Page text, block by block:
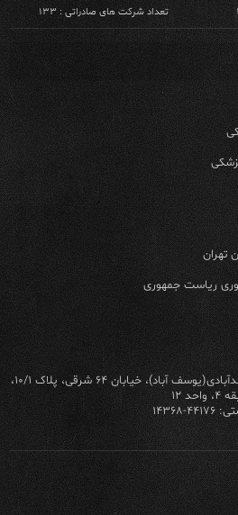
تعداد شرکت های صادراتی : ۱۳۳
تهران
ریاست جمهوری
تهران، خیابان سیدجمال الدین اسدآبادی(یوسف آباد)، خیابان ۶۴ شرقی، پلاک ۱۰/۱،
واحد ۱۲
۱۴۳۶۸